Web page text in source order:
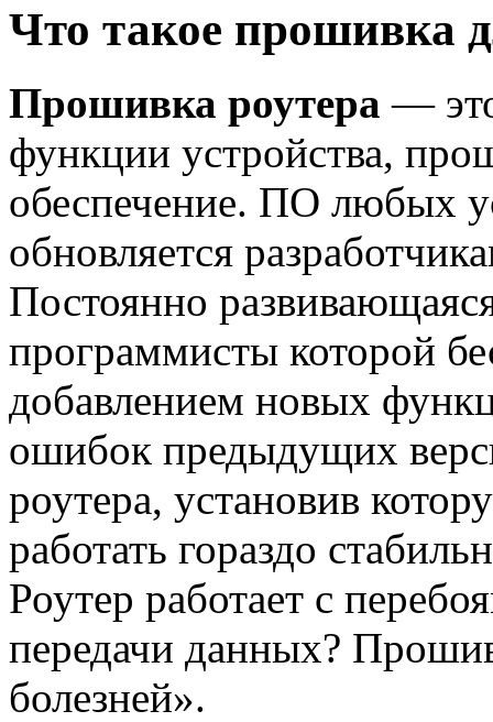
Что такое прошивка
Прошивка роутера —
функции устройства,
обеспечение. ПО любых
обновляется
Постоянно
программисты которой
добавлением новых
ошибок предыдущих
роутера, установив
работать гораздо
Роутер работает с
передачи данных?
болезней».